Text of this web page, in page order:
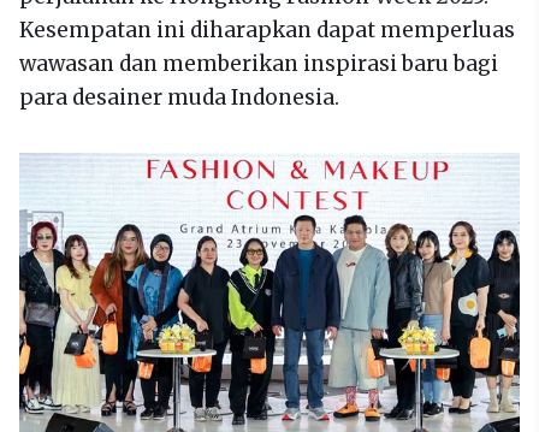
Kesempatan ini diharapkan dapat memperluas
wawasan dan memberikan inspirasi baru bagi
para desainer muda Indonesia.